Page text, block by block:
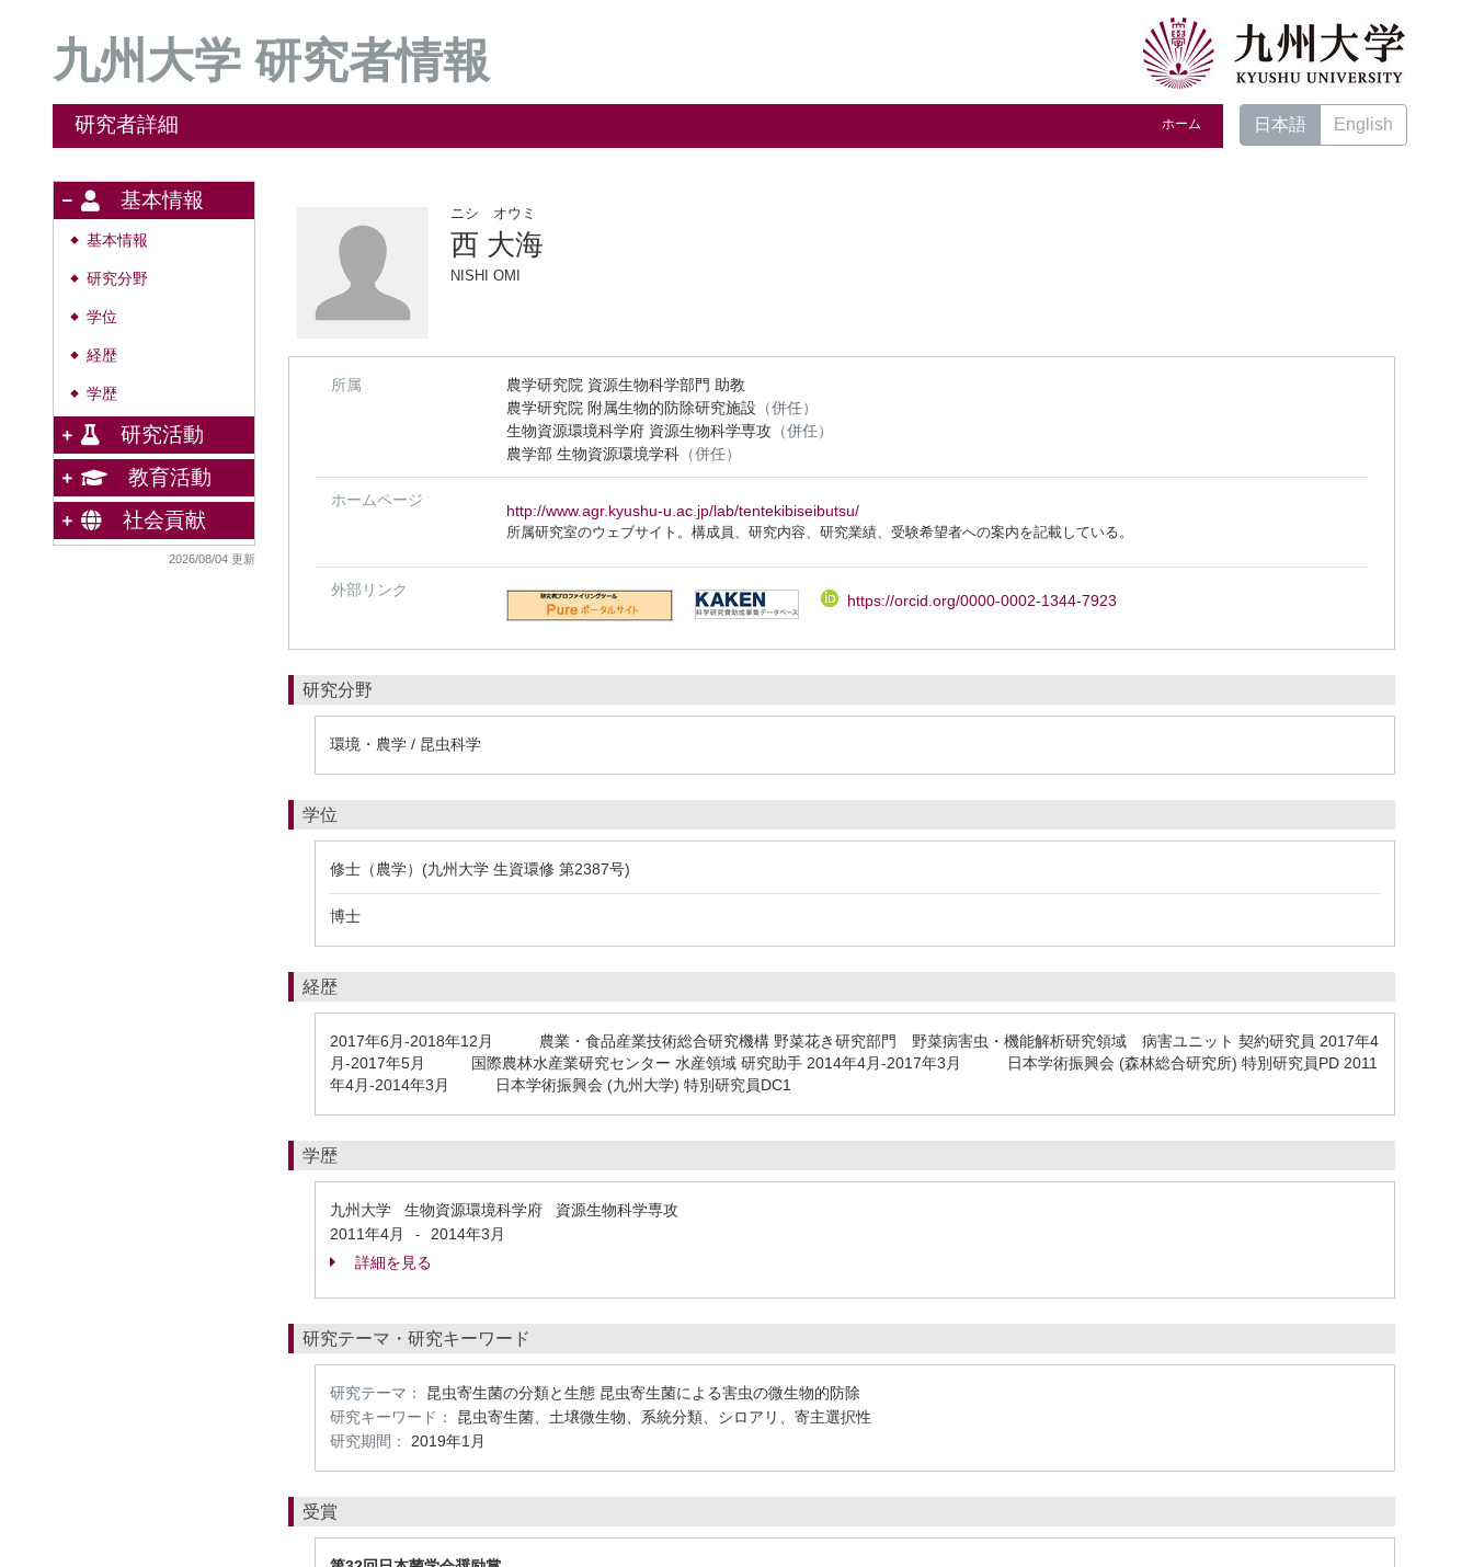
九州大学 研究者情報
研究者詳細 ホーム 日本語 English
基本情報
◆ 基本情報
◆ 研究分野
◆ 学位
◆ 経歴
◆ 学歴
研究活動
教育活動
社会貢献
2026/08/04 更新
ニシ オウミ
西 大海
NISHI OMI
所属
農学研究院 資源生物科学部門 助教
農学研究院 附属生物的防除研究施設 （併任）
生物資源環境科学府 資源生物科学専攻 （併任）
農学部 生物資源環境学科 （併任）
ホームページ
http://www.agr.kyushu-u.ac.jp/lab/tentekibiseibutsu/
所属研究室のウェブサイト。構成員、研究内容、研究業績、受験希望者への案内を記載している。
外部リンク
https://orcid.org/0000-0002-1344-7923
研究分野
環境・農学 / 昆虫科学
学位
修士（農学）(九州大学 生資環修 第2387号)
博士
経歴
2017年6月-2018年12月 農業・食品産業技術総合研究機構 野菜花き研究部門 野菜病害虫・機能解析研究領域 病害ユニット 契約研究員 2017年4
月-2017年5月 国際農林水産業研究センター 水産領域 研究助手 2014年4月-2017年3月 日本学術振興会 (森林総合研究所) 特別研究員PD 2011
年4月-2014年3月 日本学術振興会 (九州大学) 特別研究員DC1
学歴
九州大学 生物資源環境科学府 資源生物科学専攻
2011年4月
-
2014年3月
詳細を見る
研究テーマ・研究キーワード
研究テーマ：
昆虫寄生菌の分類と生態 昆虫寄生菌による害虫の微生物的防除
研究キーワード：
昆虫寄生菌、土壌微生物、系統分類、シロアリ、寄主選択性
研究期間：
2019年1月
受賞